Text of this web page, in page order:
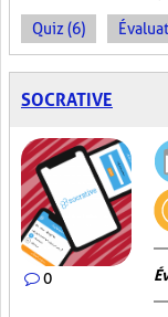
Quiz (6)
SOCRATIVE
0